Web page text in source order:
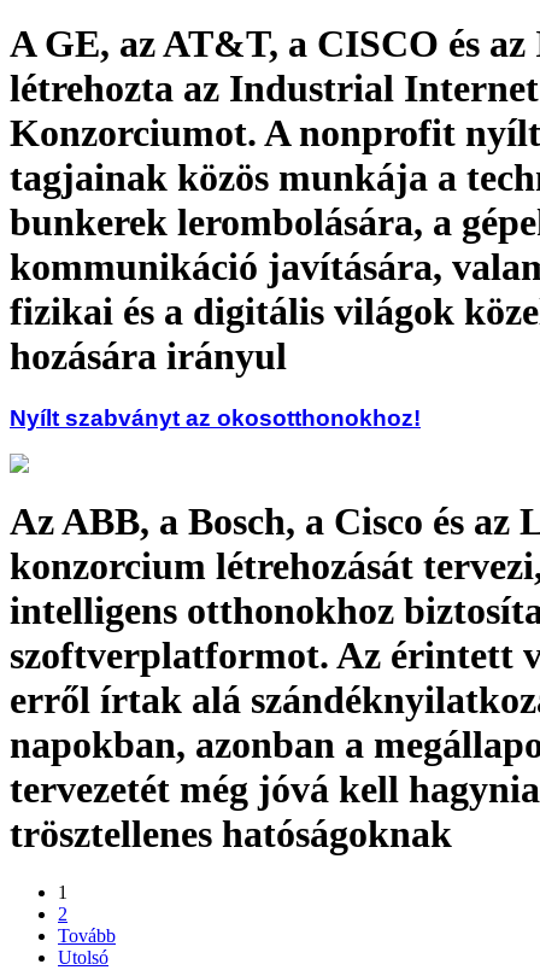
A GE, az AT&T, a CISCO és
létrehozta az Industrial Internet
Konzorciumot. A nonprofit
tagjainak közös munkája a
bunkerek lerombolására, a
kommunikáció javítására,
fizikai és a digitális világok
hozására irányul
Nyílt szabványt az okosotthonokhoz!
Az ABB, a Bosch, a Cisco és az
konzorcium létrehozását
intelligens otthonokhoz
szoftverplatformot. Az érintett
erről írtak alá
napokban, azonban a
tervezetét még jóvá kell
trösztellenes hatóságoknak
1
2
Tovább
Utolsó